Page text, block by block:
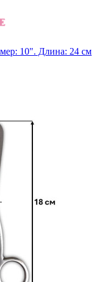
10". Длина: 24 см